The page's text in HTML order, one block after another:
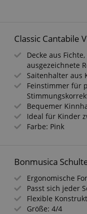
Classic Cantabile
Decke aus
ausgezeichnete
Saitenhalter aus
Feinstimmer für
Bequemer
Ideal für Kinder
Farbe: Pink
Bonmusica
Ergonomische
Passt sich jeder
Flexible
Größe: 4/4